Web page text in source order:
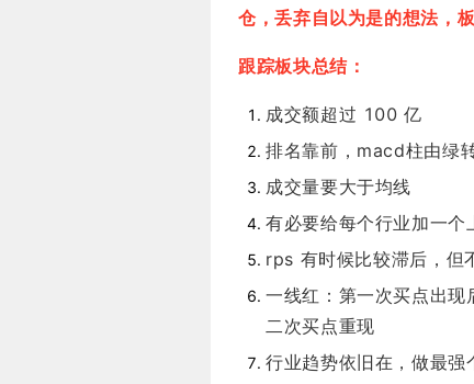
仓，丢弃自以为是的想法，
跟踪板块总结：
成交额超过 100 亿
排名靠前，macd柱由绿
成交量要大于均线
有必要给每个行业加一个
rps 有时候比较滞后，但
一线红：第一次买点出
二次买点重现
行业趋势依旧在，做最强